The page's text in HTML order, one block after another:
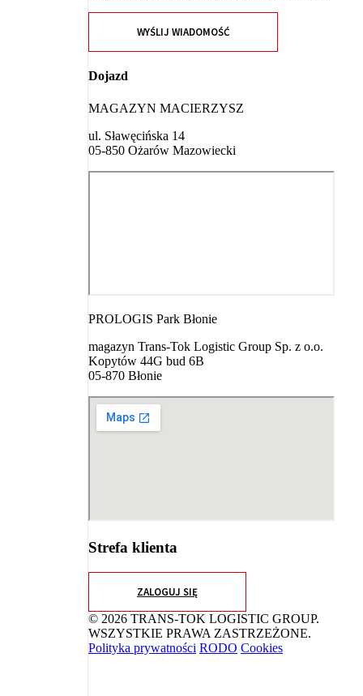
WYŚLIJ WIADOMOŚĆ
Dojazd
MAGAZYN MACIERZYSZ
ul. Sławęcińska 14
05-850 Ożarów Mazowiecki
PROLOGIS Park Błonie
magazyn Trans-Tok Logistic Group Sp. z o.o.
Kopytów 44G bud 6B
05-870 Błonie
Strefa klienta
ZALOGUJ SIĘ
© 2026 TRANS-TOK LOGISTIC GROUP.
WSZYSTKIE PRAWA ZASTRZEŻONE.
Polityka prywatności RODO Cookies